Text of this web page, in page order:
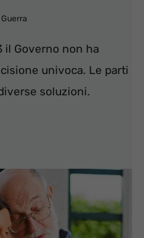
il Governo non ha
univoca. Le parti
soluzioni.